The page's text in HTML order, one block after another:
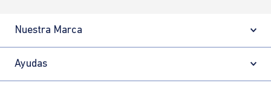
Nuestra Marca
Ayudas